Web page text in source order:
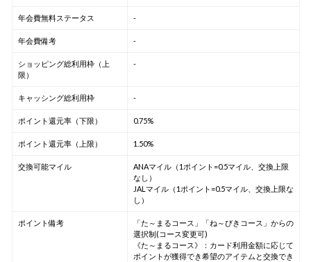
年会費無料ステータス -
年会費備考 -
ショッピング総利用枠（上
限）
-
キャッシング総利用枠 -
ポイント還元率（下限） 0.75%
ポイント還元率（上限） 1.50%
交換可能マイル
ANAマイル（1ポイント=0.5マイル、交換上限
なし）
JALマイル（1ポイント=0.5マイル、交換上限な
し）
ポイント備考
「た～まるコース」「ね～びきコース」からの
選択制(コース変更可)
《た～まるコース》：カード利用金額に応じて
ポイントが獲得でき希望のアイテムと交換でき